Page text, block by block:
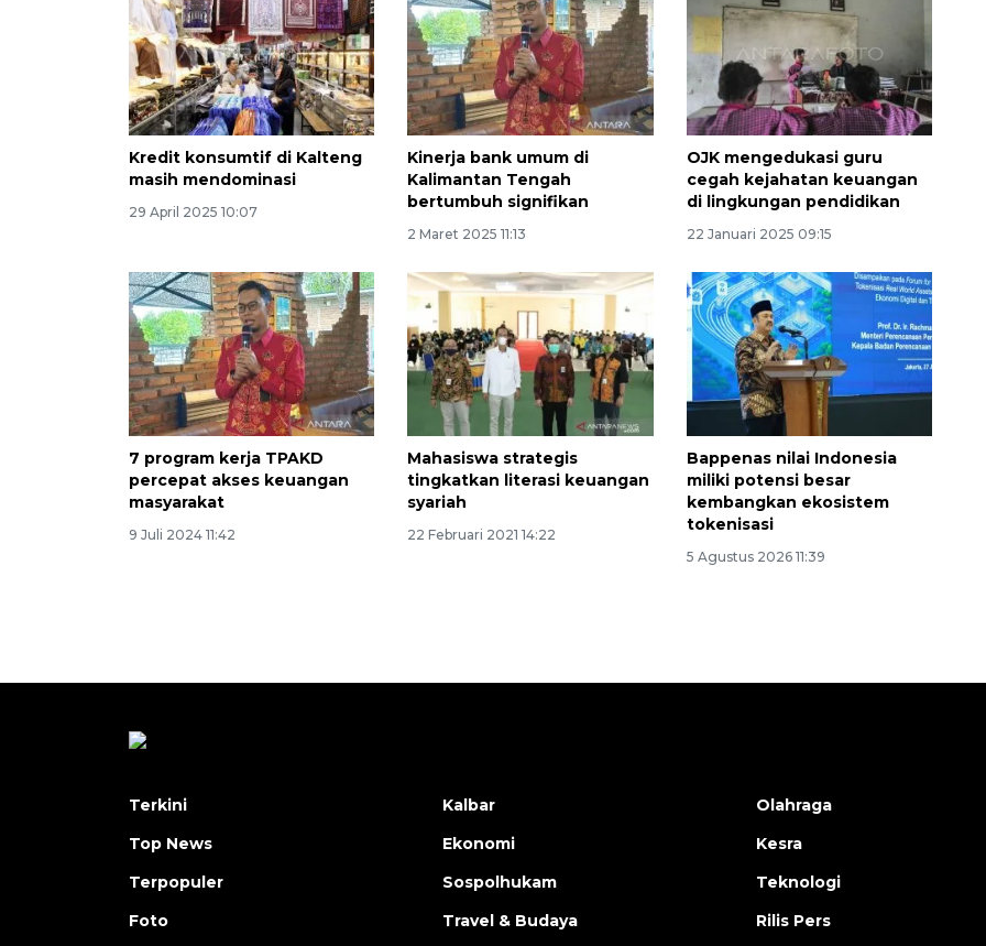
Kredit konsumtif di Kalteng
masih mendominasi
29 April 2025 10:07
Kinerja bank umum di
Kalimantan Tengah
bertumbuh signifikan
2 Maret 2025 11:13
OJK mengedukasi guru
cegah kejahatan keuangan
di lingkungan pendidikan
22 Januari 2025 09:15
7 program kerja TPAKD
percepat akses keuangan
masyarakat
9 Juli 2024 11:42
Mahasiswa strategis
tingkatkan literasi keuangan
syariah
22 Februari 2021 14:22
Bappenas nilai Indonesia
miliki potensi besar
kembangkan ekosistem
tokenisasi
5 Agustus 2026 11:39
160 ribu sambungan baru
2026-08-07 18:00:00
Terkini
Top News
Terpopuler
Foto
Kalbar
Ekonomi
Sospolhukam
Travel & Budaya
Olahraga
Kesra
Teknologi
Rilis Pers